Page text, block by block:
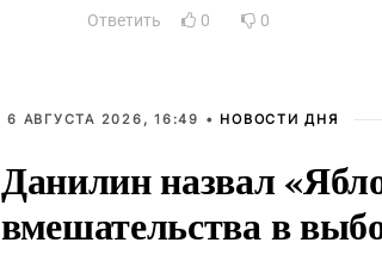
Ответить
0 0
6 АВГУСТА 2026, 16:49 • НОВОСТИ ДНЯ
Данилин назвал
вмешательства в